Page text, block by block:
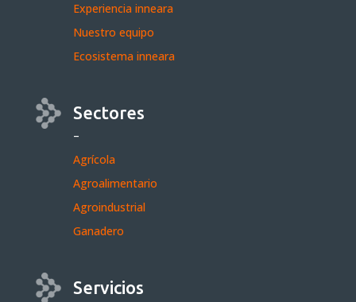
Experiencia inneara
Nuestro equipo
Ecosistema inneara
Sectores
–
Agrícola
Agroalimentario
Agroindustrial
Ganadero
Servicios